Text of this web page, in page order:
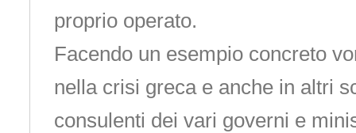
proprio operato.
Facendo un esempio concreto
nella crisi greca e anche in altri
consulenti dei vari governi e